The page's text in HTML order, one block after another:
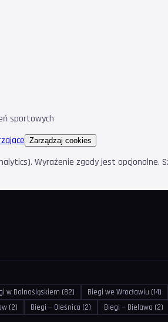
sportowych
Zarządzaj cookies
Wyrażenie zgody jest opcjonalne.
w Dolnośląskiem (82) Biegi we Wrocławiu (14)
(2) Biegi — Oleśnica (2) Biegi — Bielawa (2)